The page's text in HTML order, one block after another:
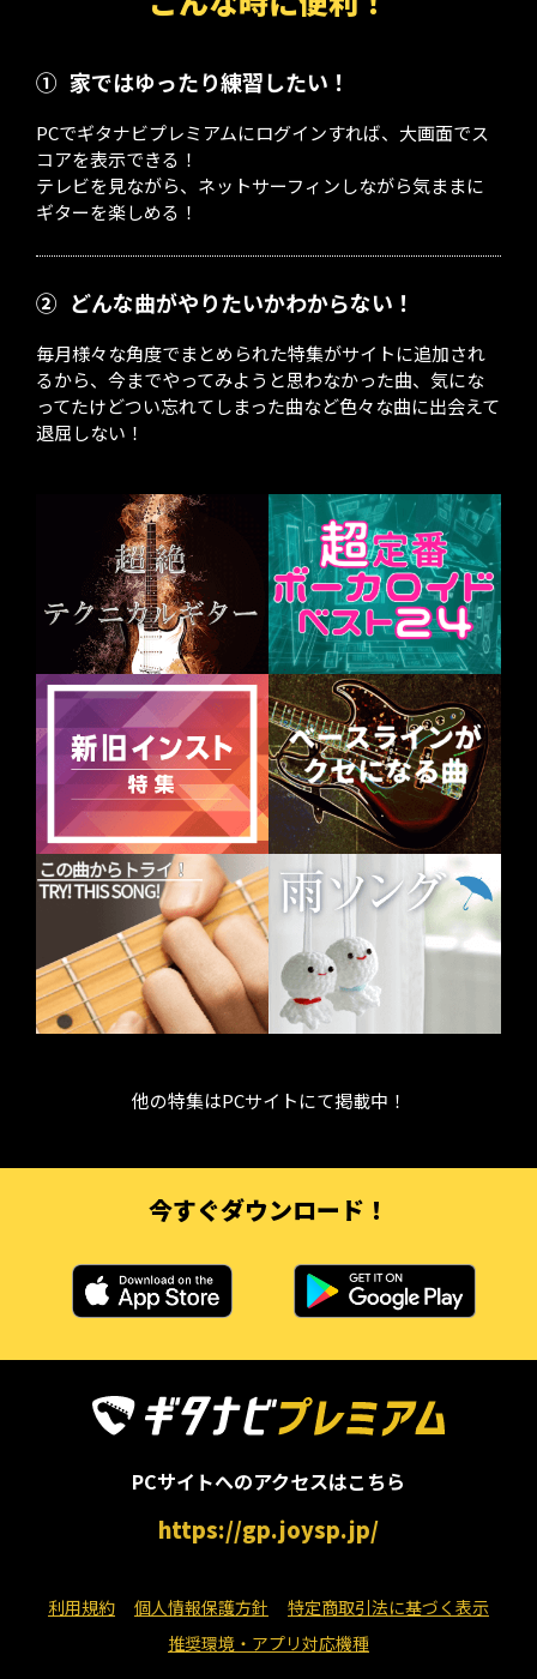
① 家ではゆったり練習したい！
PCでギタナビプレミアムにログインすれば、大画面でス
コアを表示できる！
テレビを見ながら、ネットサーフィンしながら気ままに
ギターを楽しめる！
② どんな曲がやりたいかわからない！
毎月様々な角度でまとめられた特集がサイトに追加され
るから、今までやってみようと思わなかった曲、気にな
ってたけどつい忘れてしまった曲など色々な曲に出会えて
退屈しない！
他の特集はPCサイトにて掲載中！
今すぐダウンロード！
PCサイトへのアクセスはこちら
https://gp.joysp.jp/
利用規約 個人情報保護方針
特定商取引法に基づく表示
推奨環境・アプリ対応機種